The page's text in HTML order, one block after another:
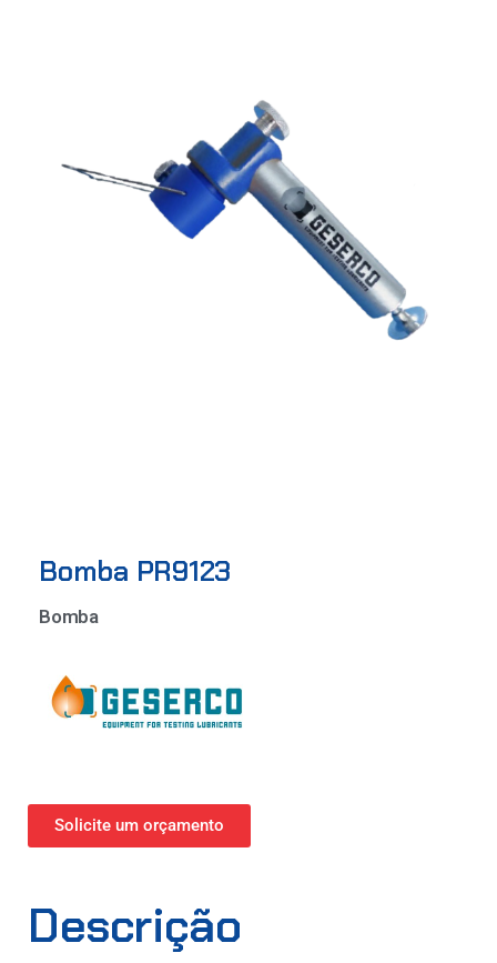
Bomba PR9123
Bomba
Solicite um orçamento
Descrição